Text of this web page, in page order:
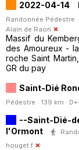
2022-04-14
Randonnée Pédestre
Alain de Raon
Massif du
des Amoureux -
roche Saint
GR du pay
Saint-Dié
Pédestre · 139 km ·
--Saint-Dié-
l'Ormont
houget.f